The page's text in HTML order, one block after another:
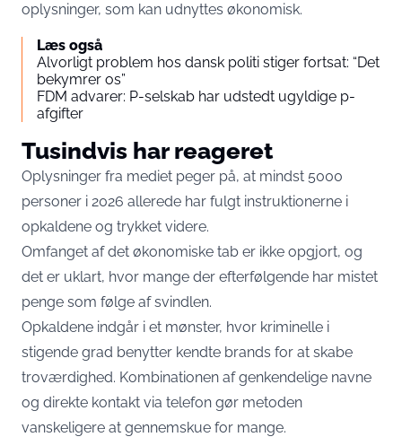
oplysninger, som kan udnyttes økonomisk.
Læs også
Alvorligt problem hos dansk politi stiger fortsat: “Det
bekymrer os”
FDM advarer: P-selskab har udstedt ugyldige p-
afgifter
Tusindvis har reageret
Oplysninger fra mediet peger på, at mindst 5000
personer i 2026 allerede har fulgt instruktionerne i
opkaldene og trykket videre.
Omfanget af det økonomiske tab er ikke opgjort, og
det er uklart, hvor mange der efterfølgende har mistet
penge som følge af svindlen.
Opkaldene indgår i et mønster, hvor kriminelle i
stigende grad benytter kendte brands for at skabe
troværdighed. Kombinationen af genkendelige navne
og direkte kontakt via telefon gør metoden
vanskeligere at gennemskue for mange.